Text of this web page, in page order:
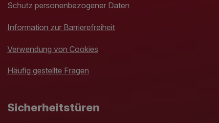
Schutz personenbezogener Daten
Information zur Barrierefreiheit
Verwendung von Cookies
Häufig gestellte Fragen
Sicherheitstüren